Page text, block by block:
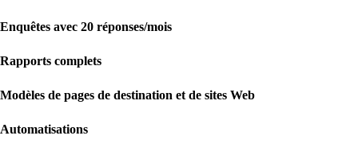
Enquêtes avec 20 réponses/mois
Rapports complets
Modèles de pages de destination et de sites Web
Automatisations